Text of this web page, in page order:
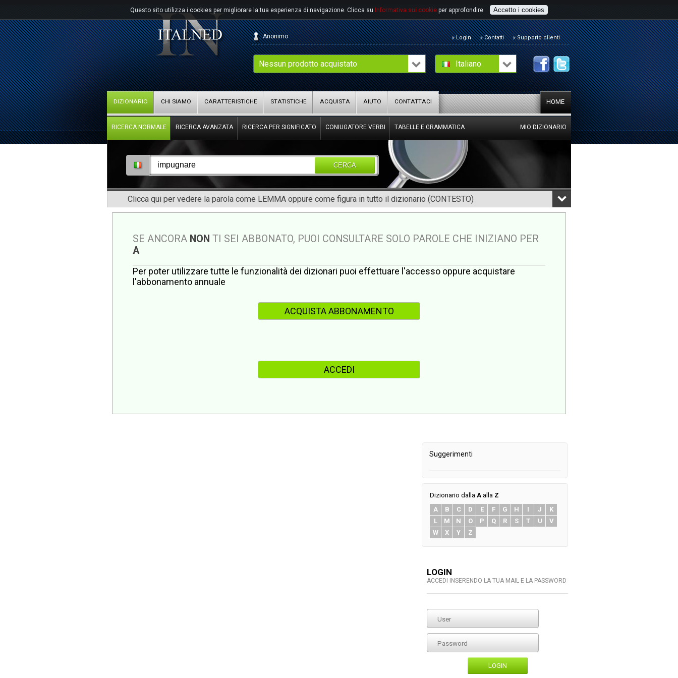
Questo sito utilizza i cookies per migliorare la tua esperienza di navigazione. Clicca su Informativa sui cookie per approfondire Accetto i cookies
Italiano
Nessun prodotto acquistato
Anonimo Login Contatti Supporto clienti
HOME
DIZIONARIO CHI SIAMO CARATTERISTICHE STATISTICHE ACQUISTA AIUTO CONTATTACI
RICERCA NORMALE RICERCA AVANZATA RICERCA PER SIGNIFICATO CONIUGATORE VERBI TABELLE E GRAMMATICA MIO DIZIONARIO
CERCA
Clicca qui per vedere la parola come LEMMA oppure come figura in tutto il dizionario (CONTESTO)
SE ANCORA NON TI SEI ABBONATO, PUOI CONSULTARE SOLO PAROLE CHE INIZIANO PER
A
Per poter utilizzare tutte le funzionalità dei dizionari puoi effettuare l'accesso oppure acquistare
l'abbonamento annuale
ACQUISTA ABBONAMENTO
ACCEDI
Suggerimenti
Dizionario dalla A alla Z
A
B C D E F G H I J
K
L
M N O P Q R S T U
V
W
X Y Z
LOGIN
ACCEDI INSERENDO LA TUA MAIL E LA PASSWORD
LOGIN